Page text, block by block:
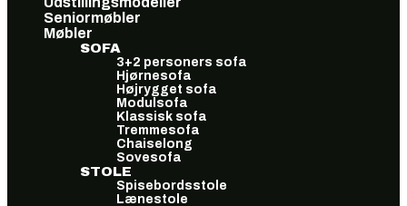
Seniormøbler
Møbler
SOFA
3+2 personers sofa
Hjørnesofa
Højrygget sofa
Modulsofa
Klassisk sofa
Tremmesofa
Chaiselong
Sovesofa
STOLE
Spisebordsstole
Lænestole